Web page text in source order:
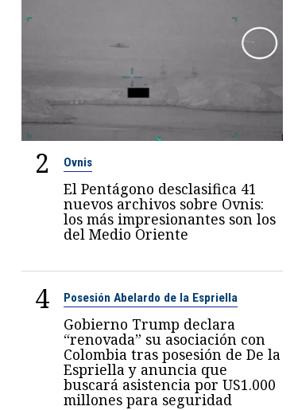
2 Ovnis
El Pentágono desclasifica 41
nuevos archivos sobre Ovnis:
los más impresionantes son los
del Medio Oriente
4 Posesión Abelardo de la Espriella
Gobierno Trump declara
“renovada” su asociación con
Colombia tras posesión de De la
Espriella y anuncia que
buscará asistencia por US1.000
millones para seguridad